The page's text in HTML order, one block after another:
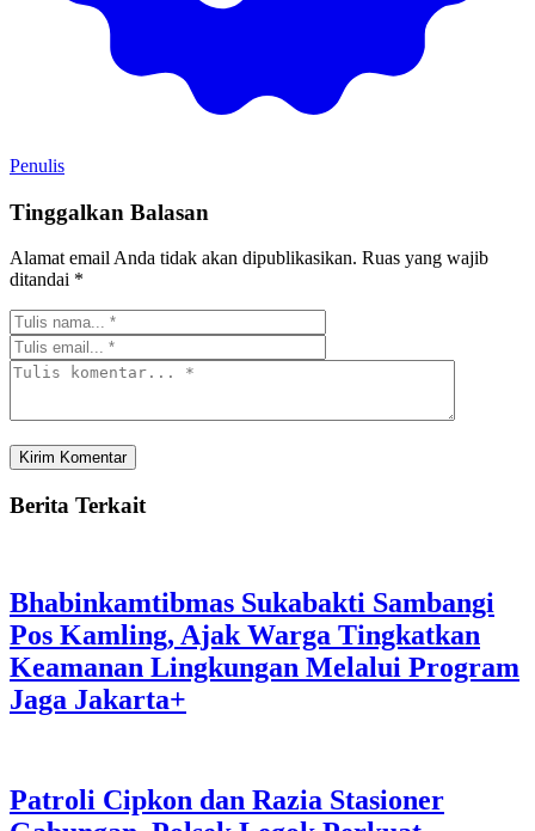
Penulis
Tinggalkan Balasan
Alamat email Anda tidak akan dipublikasikan. Ruas yang wajib
ditandai *
Berita Terkait
Bhabinkamtibmas Sukabakti Sambangi
Pos Kamling, Ajak Warga Tingkatkan
Keamanan Lingkungan Melalui Program
Jaga Jakarta+
Patroli Cipkon dan Razia Stasioner